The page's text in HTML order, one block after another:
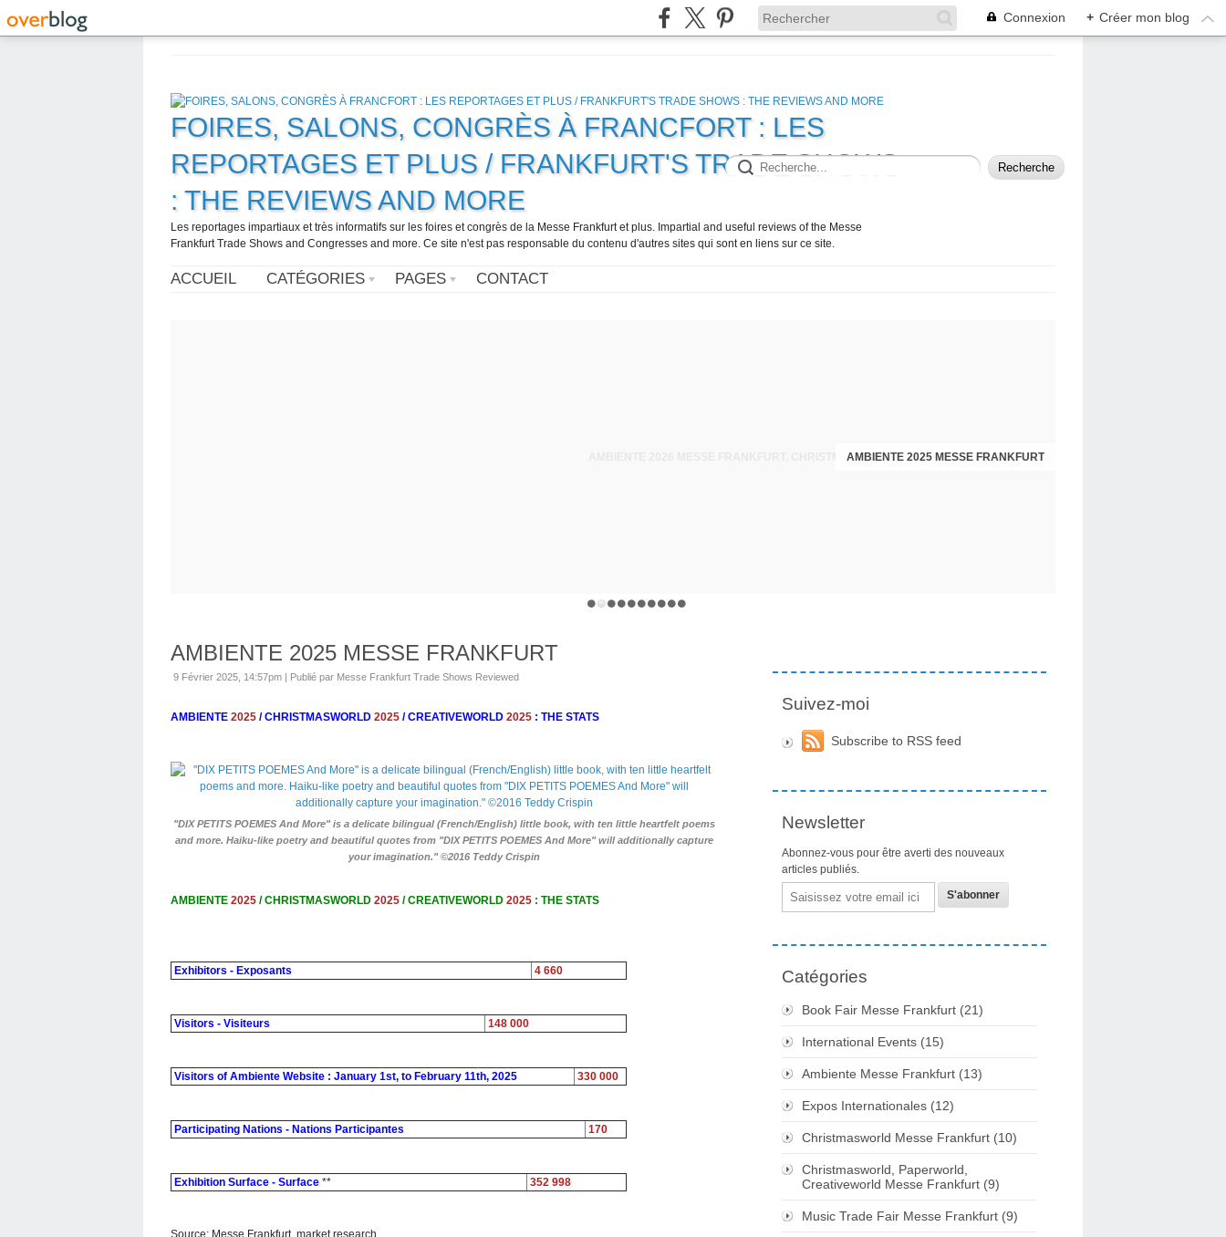
Connexion + Créer mon blog
FOIRES, SALONS, CONGRÈS À FRANCFORT : LES
REPORTAGES ET PLUS / FRANKFURT'S TRADE SHOWS
: THE REVIEWS AND MORE
Les reportages impartiaux et très informatifs sur les foires et congrès de la Messe Frankfurt et plus. Impartial and useful reviews of the Messe
Frankfurt Trade Shows and Congresses and more. Ce site n'est pas responsable du contenu d'autres sites qui sont en liens sur ce site.
ACCUEIL CATÉGORIES PAGES CONTACT
AMBIENTE 2025 MESSE FRANKFURT
AMBIENTE 2025 MESSE FRANKFURT
9 Février 2025, 14:57pm | Publié par Messe Frankfurt Trade Shows Reviewed
AMBIENTE 2025 / CHRISTMASWORLD 2025 / CREATIVEWORLD 2025 : THE STATS
"DIX PETITS POEMES And More" is a delicate bilingual (French/English) little book, with ten little heartfelt poems
and more. Haiku-like poetry and beautiful quotes from "DIX PETITS POEMES And More" will additionally capture
your imagination." ©2016 Teddy Crispin
AMBIENTE 2025 / CHRISTMASWORLD 2025 / CREATIVEWORLD 2025 : THE STATS
Exhibitors - Exposants 4 660
Visitors - Visiteurs 148 000
Visitors of Ambiente Website : January 1st, to February 11th, 2025 330 000
Participating Nations - Nations Participantes 170
Exhibition Surface - Surface ** 352 998
Source: Messe Frankfurt, market research
Suivez-moi
Subscribe to RSS feed
Newsletter
Abonnez-vous pour être averti des nouveaux
articles publiés.
Email
Catégories
Book Fair Messe Frankfurt (21)
International Events (15)
Ambiente Messe Frankfurt (13)
Expos Internationales (12)
Christmasworld Messe Frankfurt (10)
Christmasworld, Paperworld,
Creativeworld Messe Frankfurt (9)
Music Trade Fair Messe Frankfurt (9)